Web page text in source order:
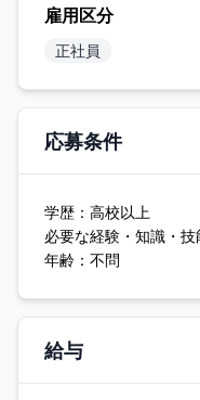
雇用区分
正社員
応募条件
学歴：高校以上
必要な経験・知識・
年齢：不問
給与